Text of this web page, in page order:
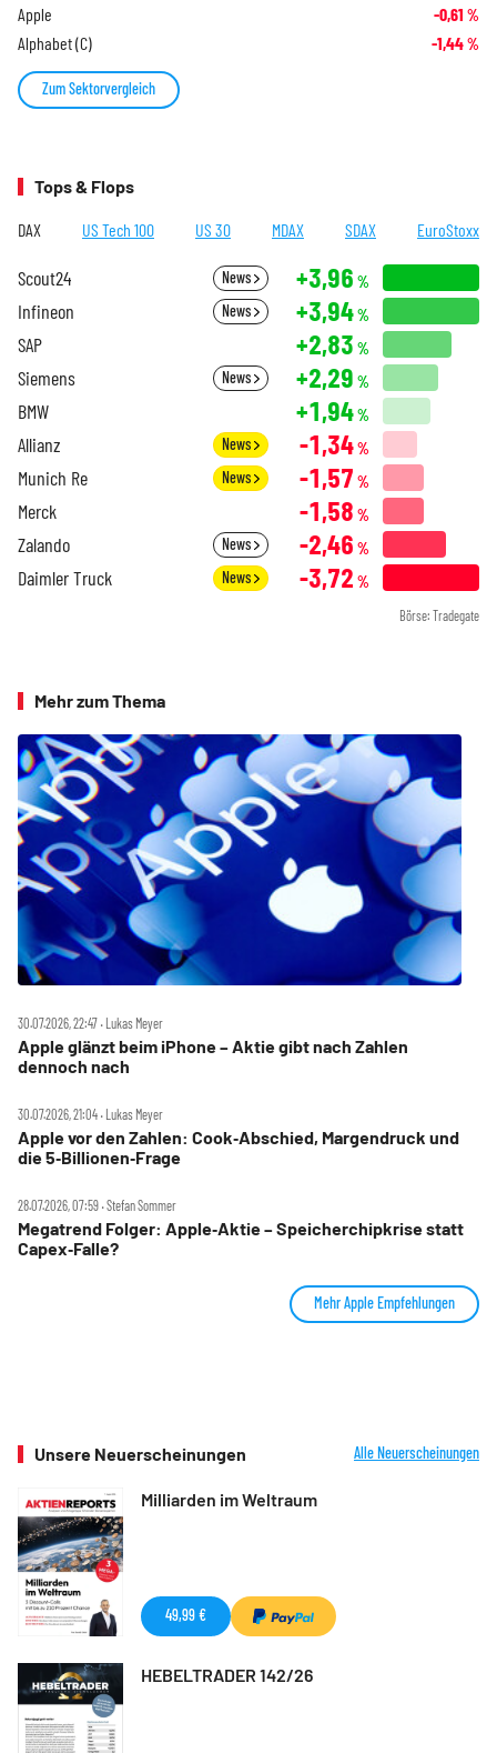
Apple -0,61 %
Alphabet (C) -1,44%
Zum Sektorvergleich
Tops & Flops
DAX US Tech 100 US 30 MDAX SDAX EuroStoxx
Scout24 News +3,96 %
Infineon News +3,94%
SAP +2,83 %
Siemens News +2,29 %
BMW +1,94%
Allianz News -1,34%
Munich Re News -1,57 %
Merck -1,58 %
Zalando News -2,46 %
Daimler Truck News -3,72 %
Börse: Tradegate
Mehr zum Thema
30.07.2026, 22:47 ‧ Lukas Meyer
Apple glänzt beim iPhone – Aktie gibt nach Zahlen
dennoch nach
30.07.2026, 21:04 ‧ Lukas Meyer
Apple vor den Zahlen: Cook‑Abschied, Margendruck und
die 5‑Billionen‑Frage
28.07.2026, 07:59 ‧ Stefan Sommer
Megatrend Folger: Apple‑Aktie – Speicherchipkrise statt
Capex‑Falle?
Mehr Apple Empfehlungen
Unsere Neuerscheinungen Alle Neuerscheinungen
Milliarden im Weltraum
49,99 €
HEBELTRADER 142/26